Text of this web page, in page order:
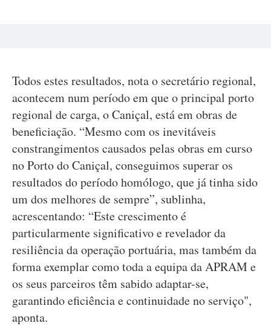
Todos estes resultados, nota o secretário regional,
acontecem num período em que o principal porto
regional de carga, o Caniçal, está em obras de
beneficiação. “Mesmo com os inevitáveis
constrangimentos causados pelas obras em curso
no Porto do Caniçal, conseguimos superar os
resultados do período homólogo, que já tinha sido
um dos melhores de sempre”, sublinha,
acrescentando: “Este crescimento é
particularmente significativo e revelador da
resiliência da operação portuária, mas também da
forma exemplar como toda a equipa da APRAM e
os seus parceiros têm sabido adaptar-se,
garantindo eficiência e continuidade no serviço",
aponta.